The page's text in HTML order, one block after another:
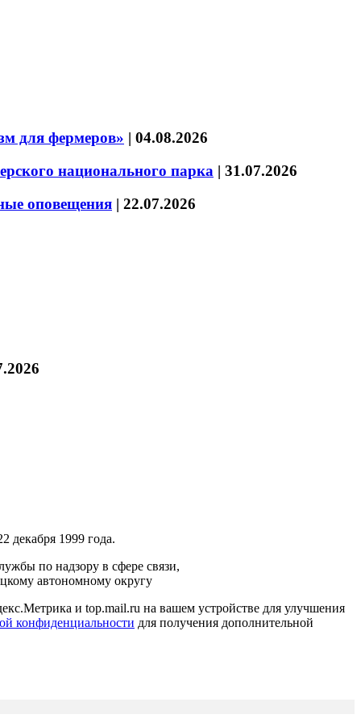
для фермеров» | 04.08.2026
национального парка | 31.07.2026
оповещения | 22.07.2026
декабря 1999 года.
по надзору в сфере связи,
автономному округу
и top.mail.ru на вашем устройстве для улучшения
конфиденциальности для получения дополнительной